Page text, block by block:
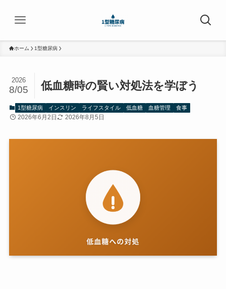
ホーム 1型糖尿病
低血糖時の賢い対処法を学ぼう
2026
8/05
1型糖尿病 インスリン ライフスタイル 低血糖 血糖管理 食事
2026年6月2日 2026年8月5日